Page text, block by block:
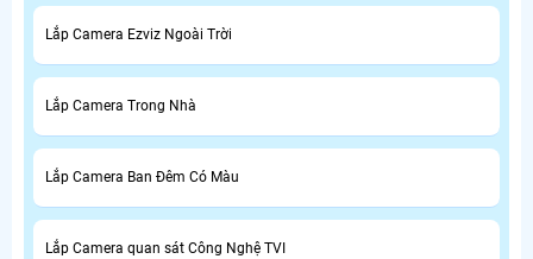
Lắp Camera Ezviz Ngoài Trời
Lắp Camera Trong Nhà
Lắp Camera Ban Đêm Có Màu
Lắp Camera quan sát Công Nghệ TVI